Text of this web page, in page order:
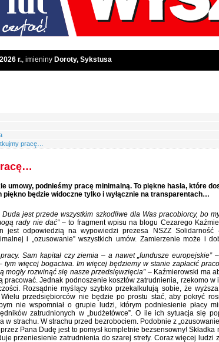
r., imieniny Doroty, Sykstusa
pracę…
umowy, podnieśmy pracę minimalną. To piękne hasła, które
piękno będzie widoczne tylko i wyłącznie na transparentach…
Duda jest przede wszystkim szkodliwe dla Was pracobiorcy, bo
rady nie dać” – to fragment wpisu na blogu Cezarego
jest odpowiedzią na wypowiedzi prezesa NSZZ
i „ozusowanie” wszystkich umów. Zamierzenie może i
Sam kapitał czy ziemia – a nawet „fundusze europejskie”
tym więcej bogactwa. Im więcej będziemy w stanie zapłacić
mogły rozwinąć się nasze przedsięwzięcia” – Kaźmierowski ma
pracować. Jednak podnoszenie kosztów zatrudnienia, rzekomo
Rozsądnie myślący szybko przekalkulują sobie, że
przedsiębiorców nie będzie po prostu stać, aby pokryć
nie wspomniał o grupie ludzi, którym podniesienie płacy
zatrudnionych w „budżetówce”. O ile ich sytuacja się
w strachu. W strachu przed bezrobociem. Podobnie z
Pana Dudę jest to pomysł kompletnie bezsensowny!
przeniesienie zatrudnienia do szarej strefy. Coraz więcej ludzi